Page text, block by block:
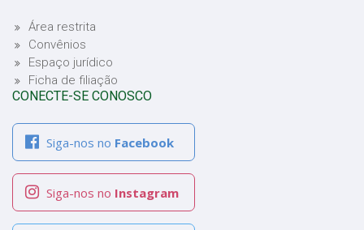
Área restrita
Convênios
Espaço jurídico
Ficha de filiação
CONECTE-SE CONOSCO
Siga-nos no Facebook
Siga-nos no Instagram